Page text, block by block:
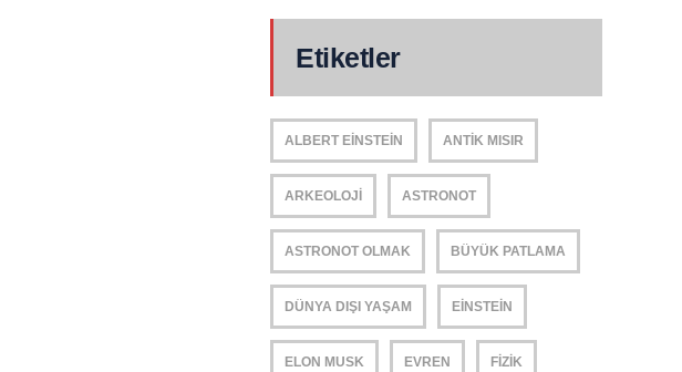
Etiketler
ALBERT EINSTEIN ANTIK MISIR
ARKEOLOJI ASTRONOT
ASTRONOT OLMAK BÜYÜK PATLAMA
DÜNYA DIŞI YAŞAM EINSTEIN
ELON MUSK EVREN FIZIK